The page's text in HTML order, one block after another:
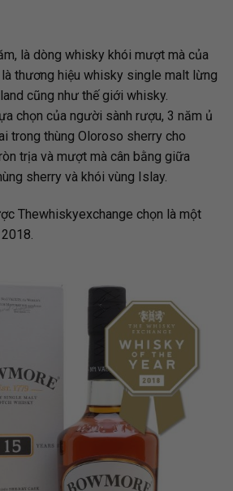
là dòng whisky khói mượt mà của
thương hiệu whisky single malt lừng
cũng như thế giới whisky.
chọn của người sành rượu, 3 năm ủ
trong thùng Oloroso sherry cho
trịa và mượt mà cân bằng giữa
sherry và khói vùng Islay.
Thewhiskyexchange chọn là một